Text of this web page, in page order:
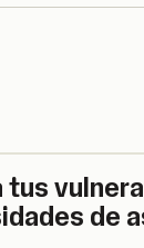
tus
de